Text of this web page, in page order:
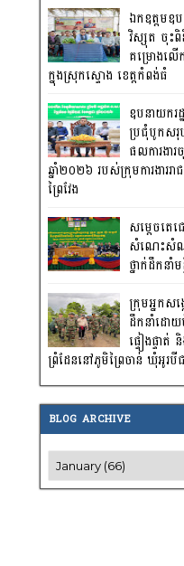
ឯកឧត្តមឧប
វិស្សុត ចុះពិ
គម្រោងលើ
ក្នុងស្រុកស្ទោង ខេត្តកំពង់ធំ
ឧបនាយករ
ប្រជុំបូកសរុ
ផលការងា
ឆ្នាំ២០២៦ របស់ក្រុមការងាររា
ព្រៃវែង
សម្តេចត
សំណេះសំណ
ថ្នាក់ដឹកនាំម
ក្រុមអ្នកស
ដឹកនាំដោ
ផ្ទៀងផ្ទាត់
ព្រំដែននៅភូមិព្រៃចាន់ ឃុំអូរបី
BLOG ARCHIVE